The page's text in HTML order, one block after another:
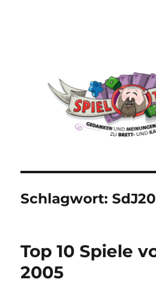
Schlagwort:
Top 10 Spiele
2005